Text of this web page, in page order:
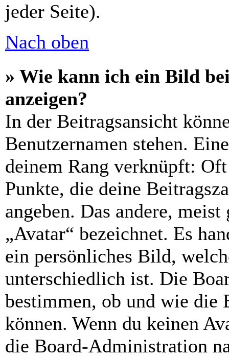
jeder Seite).
Nach oben
» Wie kann ich ein Bild
anzeigen?
In der Beitragsansicht
Benutzernamen stehen.
deinem Rang verknüpft:
Punkte, die deine
angeben. Das andere,
„Avatar“ bezeichnet. Es
ein persönliches Bild,
unterschiedlich ist. Die
bestimmen, ob und wie die
können. Wenn du keinen
die Board-Administration